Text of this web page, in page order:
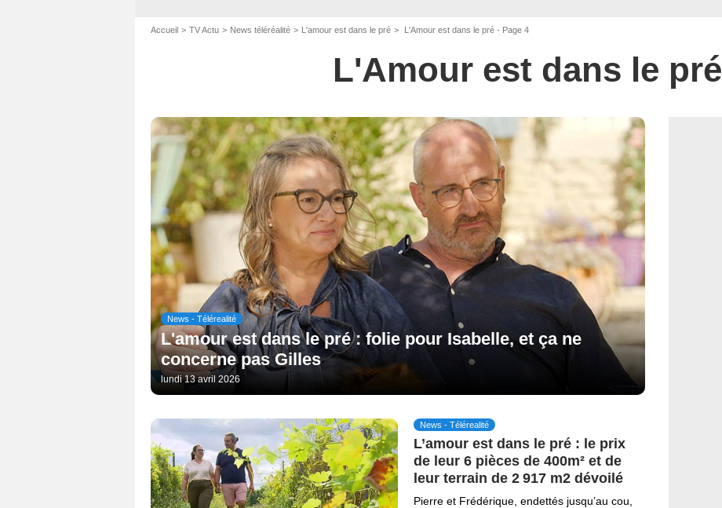
Accueil TV Actu News téléréalité L'amour est dans le pré L'Amour est dans le pré - Page 4
L'Amour est dans le pré
News - Télérealité
L'amour est dans le pré : folie pour Isabelle, et ça ne
concerne pas Gilles
lundi 13 avril 2026
News - Télérealité
L’amour est dans le pré : le prix
de leur 6 pièces de 400m² et de
leur terrain de 2 917 m2 dévoilé
Pierre et Frédérique, endettés jusqu’au cou,